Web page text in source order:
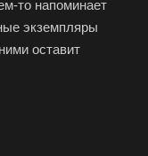
то напоминает
экземпляры
оставит